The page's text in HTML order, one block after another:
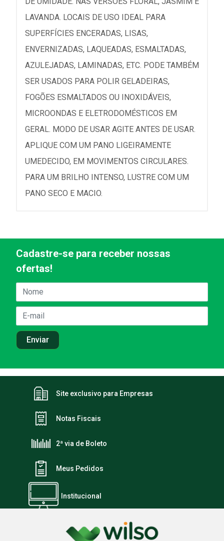
LAVANDA. LOCAIS DE USO IDEAL PARA
SUPERFÍCIES ENCERADAS, LISAS,
ENVERNIZADAS, LAQUEADAS, ESMALTADAS,
AZULEJADAS, LAMINADAS, ETC. PODE TAMBÉM
SER USADOS PARA POLIR GELADEIRAS,
FOGÕES ESMALTADOS OU INOXIDÁVEIS,
MICROONDAS E ELETRODOMÉSTICOS EM
GERAL. MODO DE USAR AGITE ANTES DE USAR.
APLIQUE COM UM PANO LIGEIRAMENTE
UMEDECIDO, EM MOVIMENTOS CIRCULARES.
PARA UM BRILHO INTENSO, LUSTRE COM UM
PANO SECO E MACIO.
Cadastre-se para receber nossas
ofertas!
Site exclusivo para Empresas
Notas Fiscais
2ª via de Boleto
Meus Pedidos
Institucional